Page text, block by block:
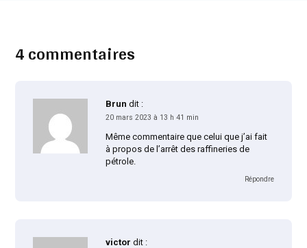
4 commentaires
Brun dit :
20 mars 2023 à 13 h 41 min
Même commentaire que celui que j’ai fait
à propos de l’arrêt des raffineries de
pétrole.
Répondre
victor dit :